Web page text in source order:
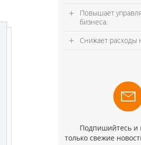
Повышает
бизнеса.
Снижает расходы
Подпишийтесь и
только свежие